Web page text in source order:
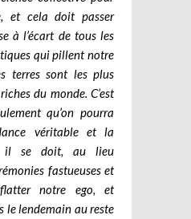
et cela doit passer
à l’écart de tous les
qui pillent notre
terres sont les plus
du monde. C’est
qu’on pourra
véritable et la
il se doit, au lieu
fastueuses et
notre ego, et
le lendemain au reste